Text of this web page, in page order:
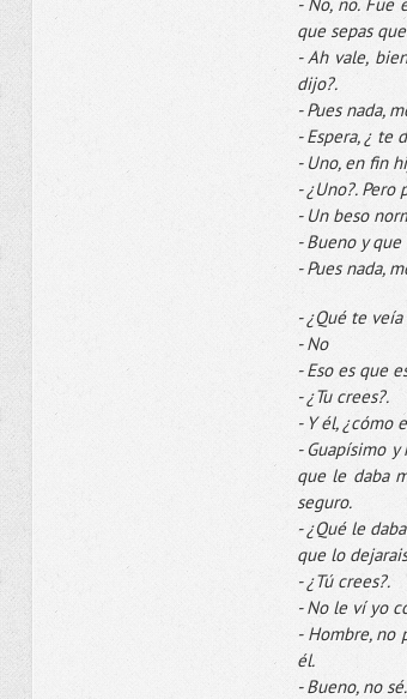
que sepas
- Ah vale,
dijo?.
- Pues nada,
- Espera, ¿ te
- Uno, en fin
- ¿Uno?.
- Un beso
- Bueno y
- Pues nada,
- ¿Qué te
- No
- Eso es que
- ¿Tu crees?.
- Y él, ¿cómo
- Guapísimo
que le daba
seguro.
- ¿Qué le
que lo
- ¿Tú crees?.
- No le ví yo
- Hombre, no
él.
- Bueno, no